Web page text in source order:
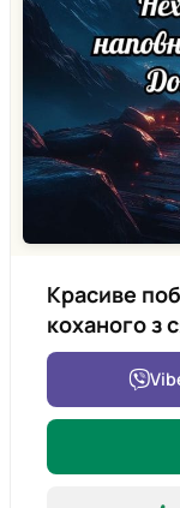
Красиве
коханого з